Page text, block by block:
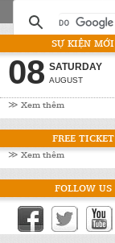
SỰ KIỆN MỚI
08 SATURDAY
AUGUST
≫ Xem thêm
FREE TICKET
≫ Xem thêm
FOLLOW US